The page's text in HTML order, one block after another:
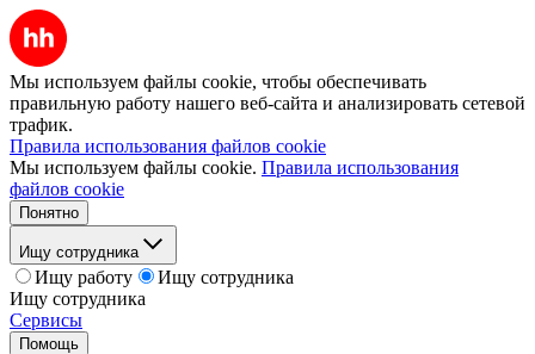
Мы используем файлы cookie, чтобы обеспечивать
правильную работу нашего веб-сайта и анализировать сетевой
трафик.
Правила использования файлов cookie
Мы используем файлы cookie. Правила использования
файлов cookie
Понятно
Ищу сотрудника
Ищу работу
Ищу сотрудника
Ищу сотрудника
Сервисы
Помощь